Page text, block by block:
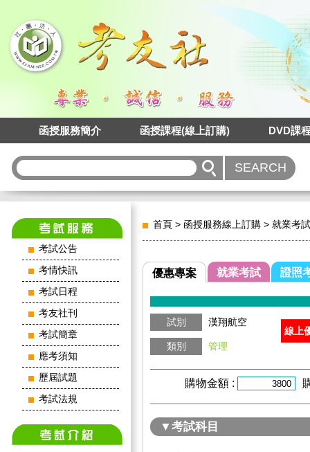
函授服務簡介 函授課程(線上訂購) DVD課
考試公告
考情快訊
考試日程
考友社刊
考試簡章
應考須知
歷屆試題
考試法規
首頁 > 函授服務線上訂購 > 就業考試
優惠專案 就業考試 證照
試別 漢翔航空
類別 管理
線上
購物金額 :
▼考試科目